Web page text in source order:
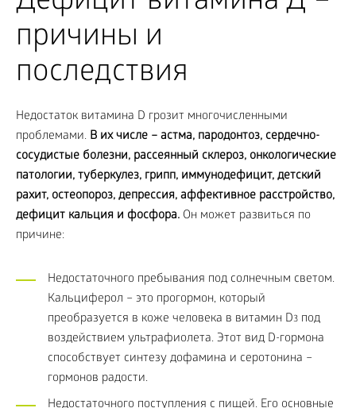
причины и
последствия
Недостаток витамина D грозит многочисленными
проблемами. В их числе – астма, пародонтоз, сердечно-
сосудистые болезни, рассеянный склероз, онкологические
патологии, туберкулез, грипп, иммунодефицит, детский
рахит, остеопороз, депрессия, аффективное расстройство,
дефицит кальция и фосфора. Он может развиться по
причине:
Недостаточного пребывания под солнечным светом.
Кальциферол – это прогормон, который
преобразуется в коже человека в витамин D3 под
воздействием ультрафиолета. Этот вид D-гормона
способствует синтезу дофамина и серотонина –
гормонов радости.
Недостаточного поступления с пищей. Его основные